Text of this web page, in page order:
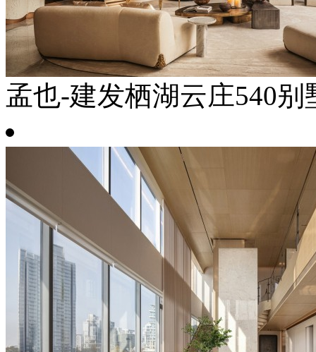
孟也-建发栖湖云庄540别